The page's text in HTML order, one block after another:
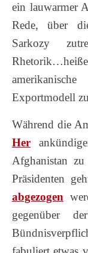
ein lauwarmer
Rede, über
Sarkozy
Exportmodell
Während die
Her
Afghanistan
Präsidenten
abgezogen
gegenüber